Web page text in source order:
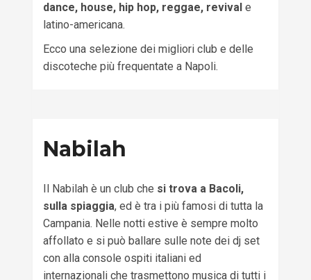
dance, house, hip hop, reggae, revivale
latino-americana.
Ecco una selezione dei migliori club e delle
discoteche più frequentate a Napoli.
Nabilah
Il Nabilah è un club che si trova a Bacoli,
sulla spiaggia, ed è tra i più famosi di tutta la
Campania. Nelle notti estive è sempre molto
affollato e si può ballare sulle note dei dj set
con alla console ospiti italiani ed
internazionali che trasmettono musica di tutti i